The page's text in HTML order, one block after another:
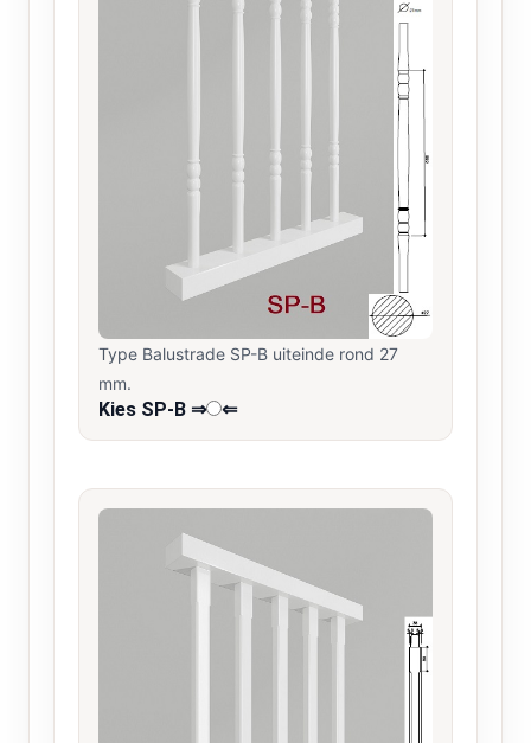
Type Balustrade SP-B uiteinde rond 27
mm.
Kies SP-B ⇒ ⇐